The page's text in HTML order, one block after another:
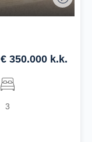
€ 350.000 k.k.
3